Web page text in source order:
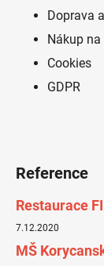
Doprava
Nákup
Cookies
GDPR
Reference
Restaurace
7.12.2020
MŠ